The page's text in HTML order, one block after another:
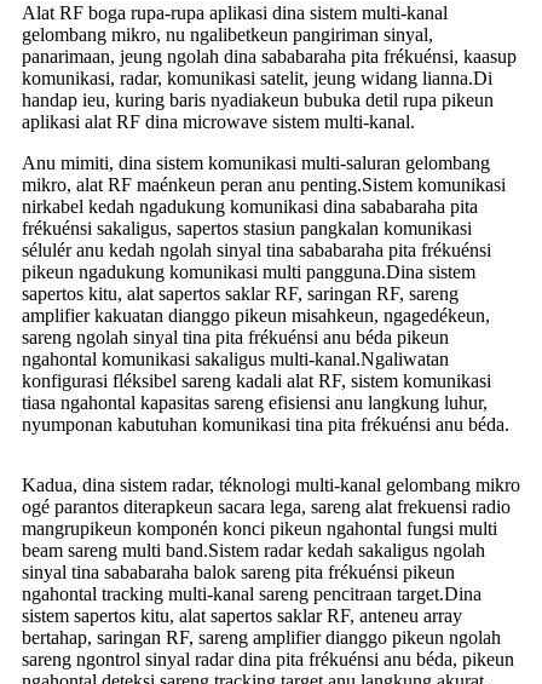
Alat RF boga rupa-rupa aplikasi dina sistem multi-kanal
gelombang mikro, nu ngalibetkeun pangiriman sinyal,
panarimaan, jeung ngolah dina sababaraha pita frékuénsi, kaasup
komunikasi, radar, komunikasi satelit, jeung widang lianna.Di
handap ieu, kuring baris nyadiakeun bubuka detil rupa pikeun
aplikasi alat RF dina microwave sistem multi-kanal.
Anu mimiti, dina sistem komunikasi multi-saluran gelombang
mikro, alat RF maénkeun peran anu penting.Sistem komunikasi
nirkabel kedah ngadukung komunikasi dina sababaraha pita
frékuénsi sakaligus, sapertos stasiun pangkalan komunikasi
sélulér anu kedah ngolah sinyal tina sababaraha pita frékuénsi
pikeun ngadukung komunikasi multi pangguna.Dina sistem
sapertos kitu, alat sapertos saklar RF, saringan RF, sareng
amplifier kakuatan dianggo pikeun misahkeun, ngagedékeun,
sareng ngolah sinyal tina pita frékuénsi anu béda pikeun
ngahontal komunikasi sakaligus multi-kanal.Ngaliwatan
konfigurasi fléksibel sareng kadali alat RF, sistem komunikasi
tiasa ngahontal kapasitas sareng efisiensi anu langkung luhur,
nyumponan kabutuhan komunikasi tina pita frékuénsi anu béda.
Kadua, dina sistem radar, téknologi multi-kanal gelombang mikro
ogé parantos diterapkeun sacara lega, sareng alat frekuensi radio
mangrupikeun komponén konci pikeun ngahontal fungsi multi
beam sareng multi band.Sistem radar kedah sakaligus ngolah
sinyal tina sababaraha balok sareng pita frékuénsi pikeun
ngahontal tracking multi-kanal sareng pencitraan target.Dina
sistem sapertos kitu, alat sapertos saklar RF, anteneu array
bertahap, saringan RF, sareng amplifier dianggo pikeun ngolah
sareng ngontrol sinyal radar dina pita frékuénsi anu béda, pikeun